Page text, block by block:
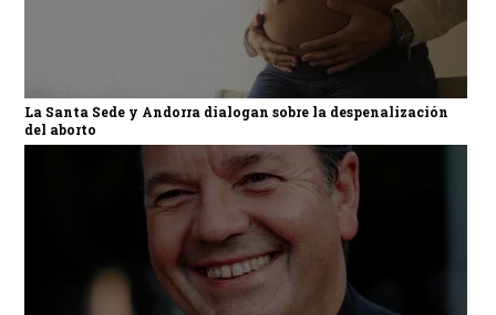
La Santa Sede y Andorra dialogan sobre la despenalización
del aborto